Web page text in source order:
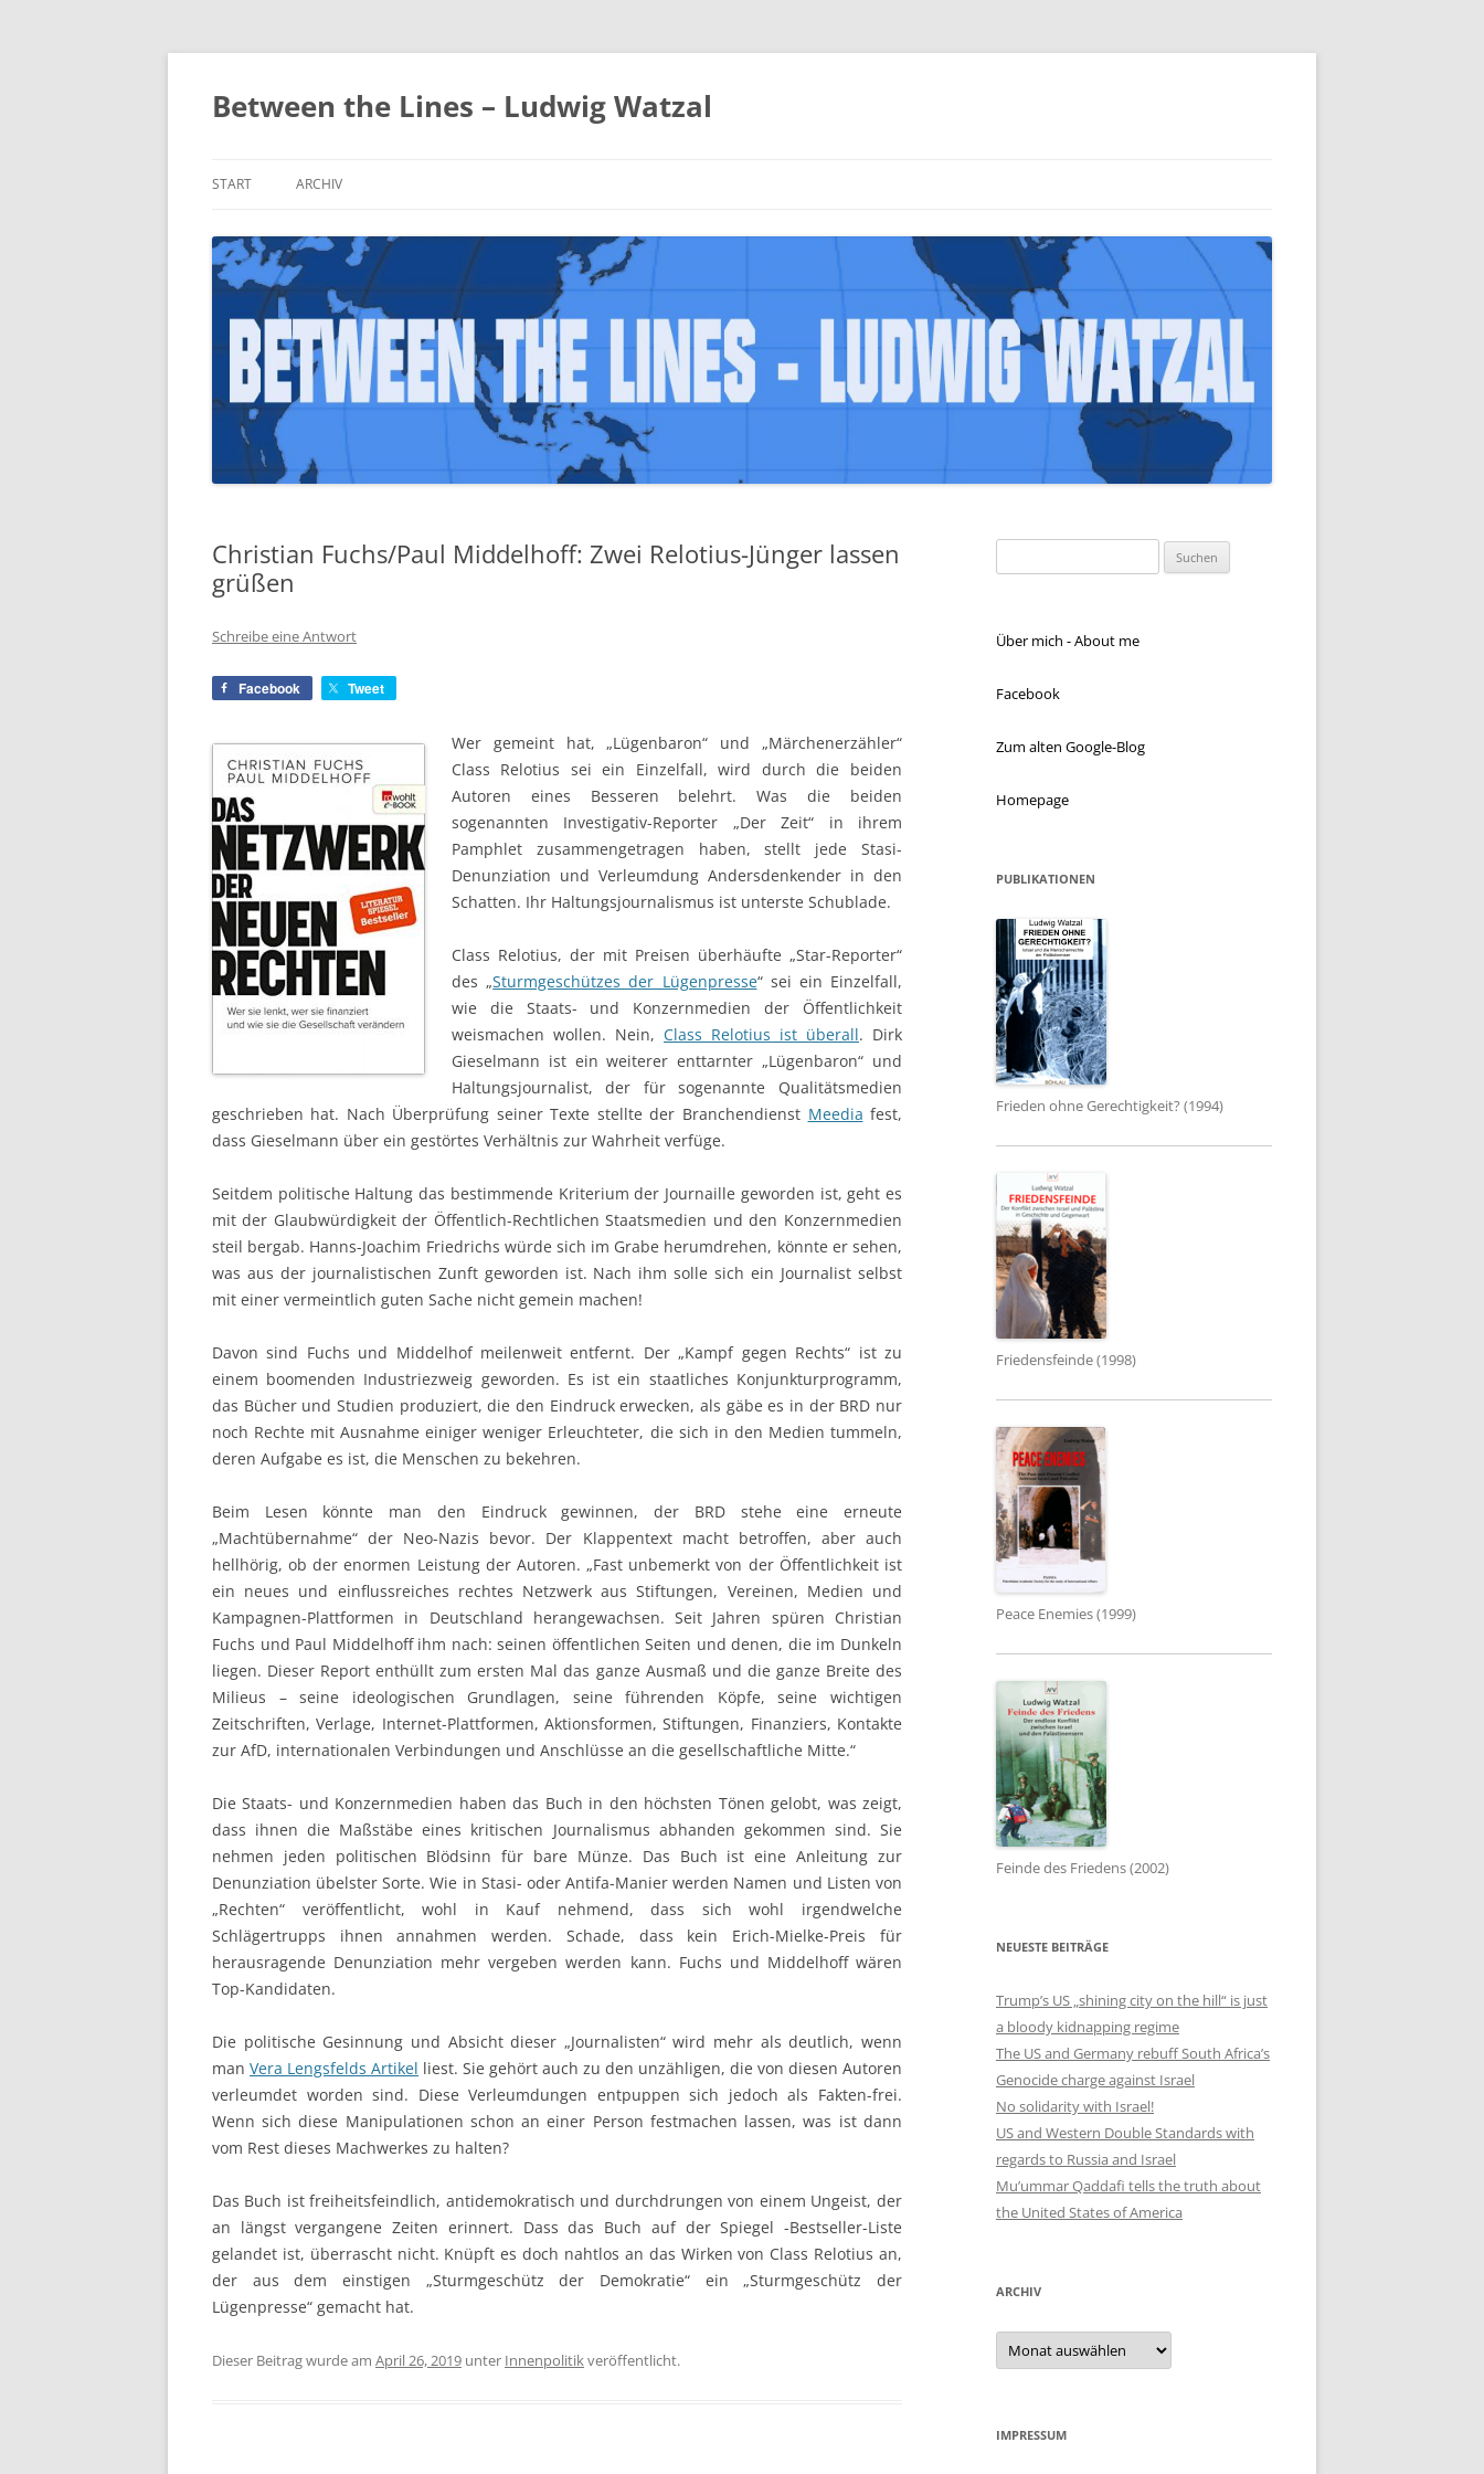
Zum
Between the Lines – Ludwig Watzal
START ARCHIV
Christian Fuchs/Paul Middelhoff: Zwei Relotius-Jünger lassen
grüßen
Schreibe eine Antwort
Facebook Tweet
Wer gemeint hat, „Lügenbaron“ und „Märchenerzähler“
Class Relotius sei ein Einzelfall, wird durch die beiden
Autoren eines Besseren belehrt. Was die beiden
sogenannten Investigativ-Reporter „Der Zeit“ in ihrem
Pamphlet zusammengetragen haben, stellt jede Stasi-
Denunziation und Verleumdung Andersdenkender in den
Schatten. Ihr Haltungsjournalismus ist unterste Schublade.
Class Relotius, der mit Preisen überhäufte „Star-Reporter“
des „Sturmgeschützes der Lügenpresse“ sei ein Einzelfall,
wie die Staats- und Konzernmedien der Öffentlichkeit
weismachen wollen. Nein, Class Relotius ist überall. Dirk
Gieselmann ist ein weiterer enttarnter „Lügenbaron“ und
Haltungsjournalist, der für sogenannte Qualitätsmedien
geschrieben hat. Nach Überprüfung seiner Texte stellte der Branchendienst Meedia fest,
dass Gieselmann über ein gestörtes Verhältnis zur Wahrheit verfüge.
Seitdem politische Haltung das bestimmende Kriterium der Journaille geworden ist, geht es
mit der Glaubwürdigkeit der Öffentlich-Rechtlichen Staatsmedien und den Konzernmedien
steil bergab. Hanns-Joachim Friedrichs würde sich im Grabe herumdrehen, könnte er sehen,
was aus der journalistischen Zunft geworden ist. Nach ihm solle sich ein Journalist selbst
mit einer vermeintlich guten Sache nicht gemein machen!
Davon sind Fuchs und Middelhof meilenweit entfernt. Der „Kampf gegen Rechts“ ist zu
einem boomenden Industriezweig geworden. Es ist ein staatliches Konjunkturprogramm,
das Bücher und Studien produziert, die den Eindruck erwecken, als gäbe es in der BRD nur
noch Rechte mit Ausnahme einiger weniger Erleuchteter, die sich in den Medien tummeln,
deren Aufgabe es ist, die Menschen zu bekehren.
Beim Lesen könnte man den Eindruck gewinnen, der BRD stehe eine erneute
„Machtübernahme“ der Neo-Nazis bevor. Der Klappentext macht betroffen, aber auch
hellhörig, ob der enormen Leistung der Autoren. „Fast unbemerkt von der Öffentlichkeit ist
ein neues und einflussreiches rechtes Netzwerk aus Stiftungen, Vereinen, Medien und
Kampagnen-Plattformen in Deutschland herangewachsen. Seit Jahren spüren Christian
Fuchs und Paul Middelhoff ihm nach: seinen öffentlichen Seiten und denen, die im Dunkeln
liegen. Dieser Report enthüllt zum ersten Mal das ganze Ausmaß und die ganze Breite des
Milieus – seine ideologischen Grundlagen, seine führenden Köpfe, seine wichtigen
Zeitschriften, Verlage, Internet-Plattformen, Aktionsformen, Stiftungen, Finanziers, Kontakte
zur AfD, internationalen Verbindungen und Anschlüsse an die gesellschaftliche Mitte.“
Die Staats- und Konzernmedien haben das Buch in den höchsten Tönen gelobt, was zeigt,
dass ihnen die Maßstäbe eines kritischen Journalismus abhanden gekommen sind. Sie
nehmen jeden politischen Blödsinn für bare Münze. Das Buch ist eine Anleitung zur
Denunziation übelster Sorte. Wie in Stasi- oder Antifa-Manier werden Namen und Listen von
„Rechten“ veröffentlicht, wohl in Kauf nehmend, dass sich wohl irgendwelche
Schlägertrupps ihnen annahmen werden. Schade, dass kein Erich-Mielke-Preis für
herausragende Denunziation mehr vergeben werden kann. Fuchs und Middelhoff wären
Top-Kandidaten.
Die politische Gesinnung und Absicht dieser „Journalisten“ wird mehr als deutlich, wenn
man Vera Lengsfelds Artikel liest. Sie gehört auch zu den unzähligen, die von diesen Autoren
verleumdet worden sind. Diese Verleumdungen entpuppen sich jedoch als Fakten-frei.
Wenn sich diese Manipulationen schon an einer Person festmachen lassen, was ist dann
vom Rest dieses Machwerkes zu halten?
Das Buch ist freiheitsfeindlich, antidemokratisch und durchdrungen von einem Ungeist, der
an längst vergangene Zeiten erinnert. Dass das Buch auf der Spiegel -Bestseller-Liste
gelandet ist, überrascht nicht. Knüpft es doch nahtlos an das Wirken von Class Relotius an,
der aus dem einstigen „Sturmgeschütz der Demokratie“ ein „Sturmgeschütz der
Lügenpresse“ gemacht hat.
Dieser Beitrag wurde am April 26, 2019 unter Innenpolitikveröffentlicht.
nach:
Über mich - About me
Facebook
Zum alten Google-Blog
Homepage
PUBLIKATIONEN
Frieden ohne Gerechtigkeit? (1994)
Friedensfeinde (1998)
Peace Enemies (1999)
Feinde des Friedens (2002)
NEUESTE BEITRÄGE
Trump’s US „shining city on the hill“ is just
a bloody kidnapping regime
The US and Germany rebuff South Africa’s
Genocide charge against Israel
No solidarity with Israel!
US and Western Double Standards with
regards to Russia and Israel
Mu’ummar Qaddafi tells the truth about
the United States of America
ARCHIV
Archiv
IMPRESSUM